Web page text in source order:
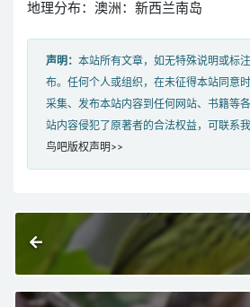
地理分布：澳洲：新西兰南岛
声明： 本站所有文章，如无特殊说明或标
布。任何个人或组织，在未征得本站同意
采集、发布本站内容到任何网站、书籍等
站内容侵犯了原著者的合法权益，可联系我
鸟吧版权声明>>